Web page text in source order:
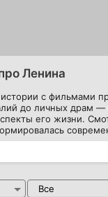
Ленина
с фильмами
до личных драм —
его жизни.
Все